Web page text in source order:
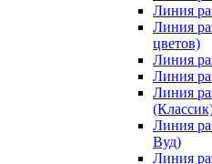
Линия
Линия
цветов)
Линия
Линия
Линия
Линия
Вуд)
Линия